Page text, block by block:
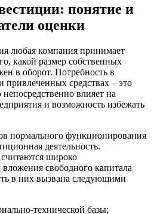
понятие и
оценки
любая компания принимает
какой размер собственных
в оборот. Потребность в
привлеченных средствах – это
влияет на
и возможность избежать
нормального функционирования
деятельность.
широко
свободного капитала
в них вызвана следующими
технической базы;